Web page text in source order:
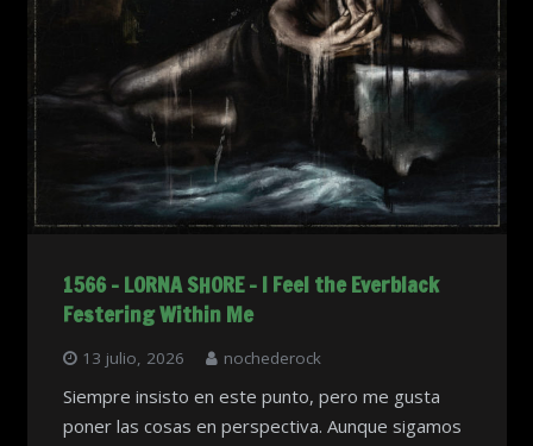
1566 – LORNA SHORE – I Feel the Everblack
Festering Within Me
13 julio, 2026 nochederock
Siempre insisto en este punto, pero me gusta
poner las cosas en perspectiva. Aunque sigamos